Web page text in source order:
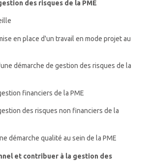
des risques de la PME
en place d'un travail en mode projet au
démarche de gestion des risques de la
financiers de la PME
des risques non financiers de la
démarche qualité au sein de la PME
et contribuer à la gestion des